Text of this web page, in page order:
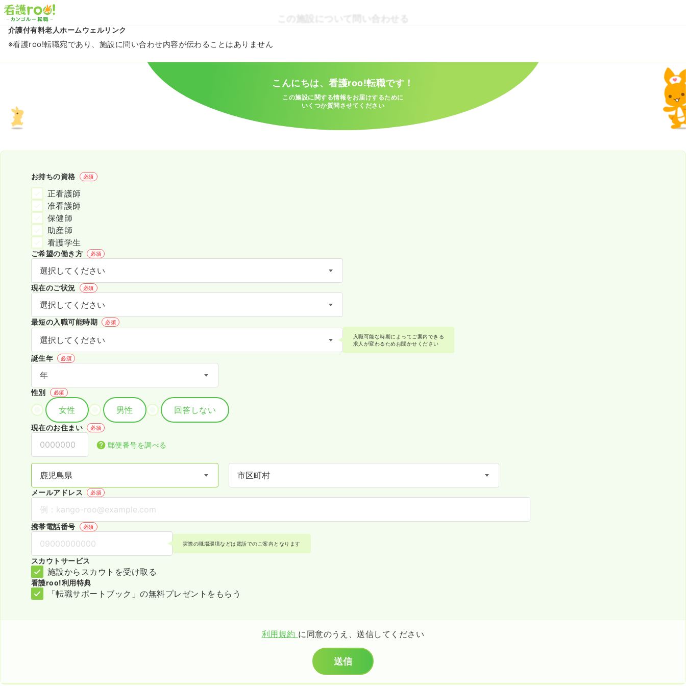
この施設について問い合わせる
介護付有料老人ホームウェルリンク
※看護roo!転職宛であり、施設に問い合わせ内容が伝わることはありません
こんにちは、看護roo!転職です！
この施設に関する情報をお届けするために
いくつか質問させてください
お持ちの資格 必須
正看護師
准看護師
保健師
助産師
看護学生
ご希望の働き方 必須
現在のご状況 必須
最短の入職可能時期 必須
入職可能な時期によってご案内できる
求人が変わるためお聞かせください
誕生年 必須
性別 必須
女性 男性 回答しない
現在のお住まい 必須
郵便番号を調べる
メールアドレス 必須
携帯電話番号 必須
実際の職場環境などは電話でのご案内となります
スカウトサービス
施設からスカウトを受け取る
看護roo!利用特典
「転職サポートブック」の無料プレゼントをもらう
利用規約 に同意のうえ、送信してください
送信